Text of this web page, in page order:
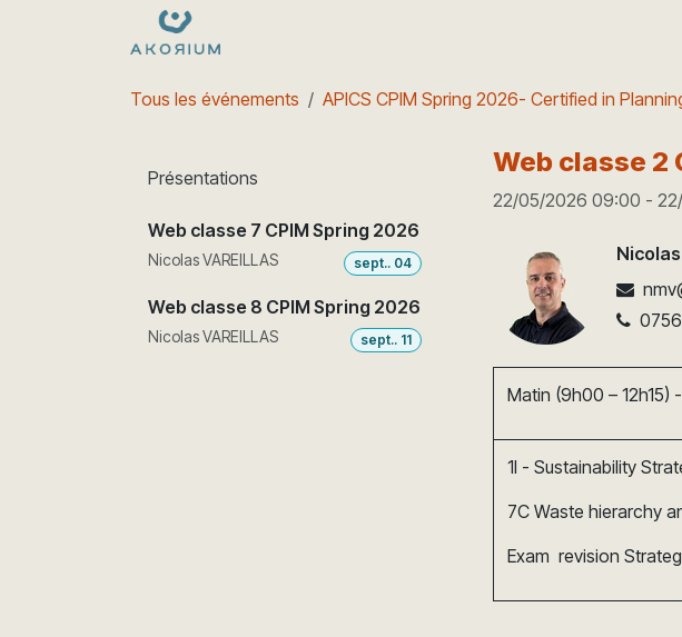
Se rendre au contenu
Tous les événements APICS CPIM Spring 2026- Certified in
Présentations
Web classe 7 CPIM Spring 2026
Nicolas VAREILLAS sept.. 04
Web classe 8 CPIM Spring 2026
Nicolas VAREILLAS sept.. 11
Web classe 2
22/05/2026 09:00 -
Nicolas
Matin (9h00 – 12h15)
1I - Sustainability
7C Waste hierarchy
Exam revision